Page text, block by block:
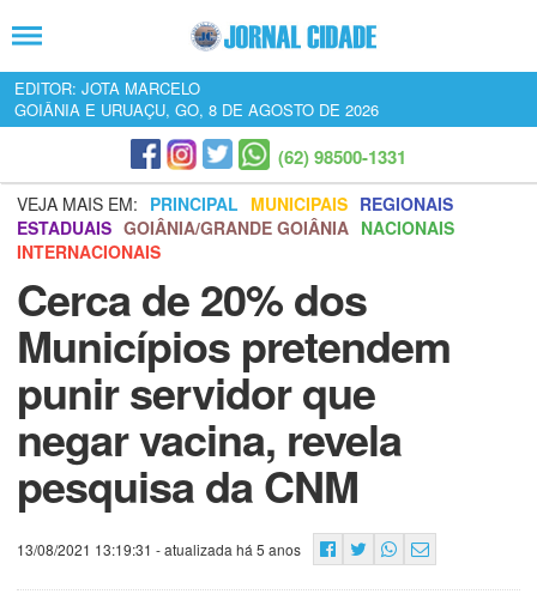
EDITOR: JOTA MARCELO
GOIÂNIA E URUAÇU, GO, 8 DE AGOSTO DE 2026
(62) 98500-1331
VEJA MAIS EM: PRINCIPAL MUNICIPAIS REGIONAIS
ESTADUAIS GOIÂNIA/GRANDE GOIÂNIA NACIONAIS
INTERNACIONAIS
Cerca de 20% dos
Municípios pretendem
punir servidor que
negar vacina, revela
pesquisa da CNM
13/08/2021 13:19:31 - atualizada há 5 anos